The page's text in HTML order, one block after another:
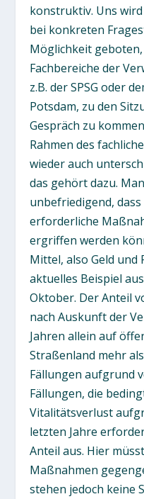
konstruktiv. Uns
bei konkreten
Möglichkeit
Fachbereiche der
z.B. der SPSG oder
Potsdam, zu den
Gespräch zu
Rahmen des
wieder auch
das gehört dazu.
unbefriedigend,
erforderliche
ergriffen werden
Mittel, also Geld und
aktuelles Beispiel
Oktober. Der Anteil
nach Auskunft der
Jahren allein auf
Straßenland mehr
Fällungen aufgrund
Fällungen, die
Vitalitätsverlust
letzten Jahre
Anteil aus. Hier
Maßnahmen
stehen jedoch keine